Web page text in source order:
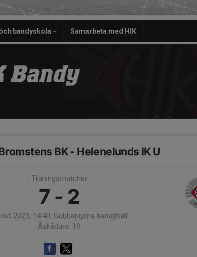
bandyskola Samarbeta med HIK
Bandy
BK - Helenelunds IK U
Träningsmatcher
7 - 2
2023, 14:40, Gubbängens bandyhall
Åskådare: 19